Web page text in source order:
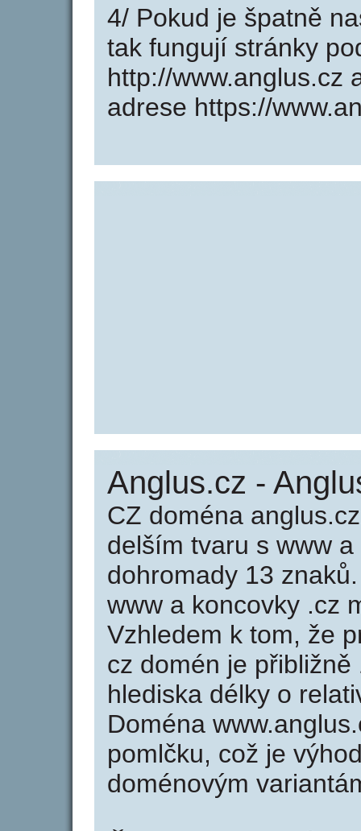
4/ Pokud je špatně
tak fungují stránky
http://www.anglus.cz
adrese https://
Anglus.cz -
CZ doména
delším tvaru s www
dohromady 13
www a koncovky .cz
Vzhledem k tom, že
cz domén je
hlediska délky o
Doména
pomlčku, což je
doménovým